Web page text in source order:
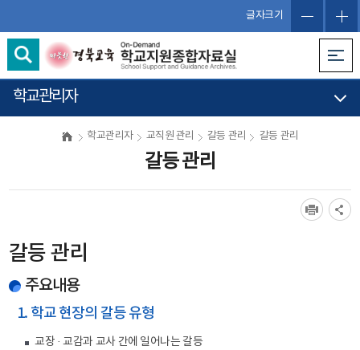
글자크기
학교관리자
학교관리자 교직원 관리 갈등 관리 갈등 관리
갈등 관리
갈등 관리
주요내용
1. 학교 현장의 갈등 유형
교장 · 교감과 교사 간에 일어나는 갈등